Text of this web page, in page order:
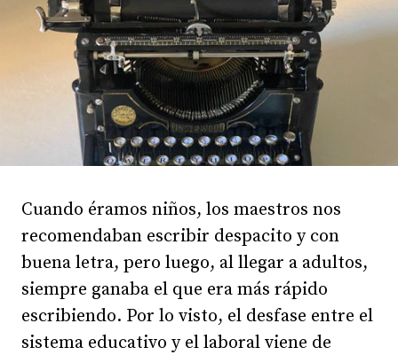
Cuando éramos niños, los maestros nos
recomendaban escribir despacito y con
buena letra, pero luego, al llegar a adultos,
siempre ganaba el que era más rápido
escribiendo. Por lo visto, el desfase entre el
sistema educativo y el laboral viene de